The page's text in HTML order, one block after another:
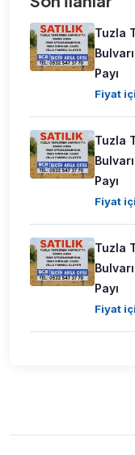
Tuzla
Payı
Fiyat
Tuzla
Payı
Fiyat
Tuzla
Payı
Fiyat